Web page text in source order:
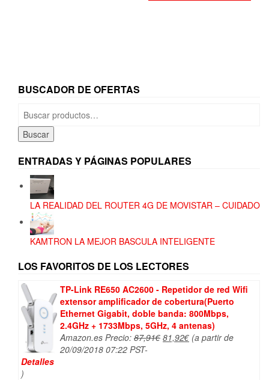
BUSCADOR DE OFERTAS
por:
Buscar
ENTRADAS Y PÁGINAS POPULARES
LA REALIDAD DEL ROUTER 4G DE MOVISTAR – CUIDADO
KAMTRON LA MEJOR BASCULA INTELIGENTE
LOS FAVORITOS DE LOS LECTORES
TP-Link RE650 AC2600 - Repetidor de red Wifi
extensor amplificador de cobertura(Puerto
Ethernet Gigabit, doble banda: 800Mbps,
2.4GHz + 1733Mbps, 5GHz, 4 antenas)
Amazon.es Precio: 87,91€ El
81,92€El(a partir de
20/09/2018 07:22 PST-
Detalles
)